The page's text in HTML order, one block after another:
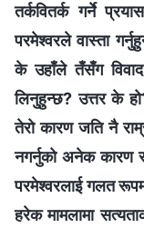
तर्कवितर्क गर्ने
परमेश्‍वरले वास्ता
के उहाँले तँसँग
लिनुहुन्छ? उत्तर के
तेरो कारण जति नै
नगर्नुको अनेक कारण
परमेश्‍वरलाई गलत
हरेक मामलामा